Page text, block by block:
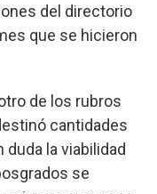
del directorio
que se hicieron
de los rubros
cantidades
la viabilidad
se